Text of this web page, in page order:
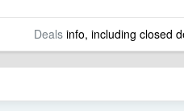
Dealsinfo, including closed